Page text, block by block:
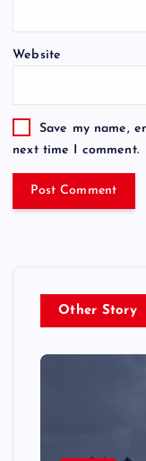
Website
Save my name,
next time I comment.
Other Story